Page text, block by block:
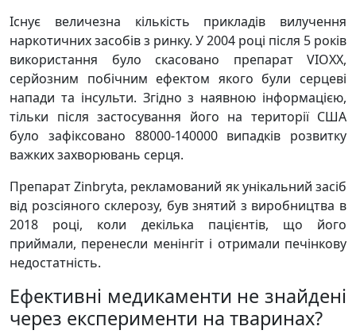
Існує величезна кількість прикладів вилучення
наркотичних засобів з ринку. У 2004 році після 5 років
використання було скасовано препарат VIOXX,
серйозним побічним ефектом якого були серцеві
напади та інсульти. Згідно з наявною інформацією,
тільки після застосування його на території США
було зафіксовано 88000-140000 випадків розвитку
важких захворювань серця.
Препарат Zinbryta, рекламований як унікальний засіб
від розсіяного склерозу, був знятий з виробництва в
2018 році, коли декілька пацієнтів, що його
приймали, перенесли менінгіт і отримали печінкову
недостатність.
Ефективні медикаменти не знайдені
через експерименти на тваринах?